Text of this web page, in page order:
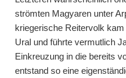
strömten Magyaren unter
kriegerische Reitervolk
Ural und führte vermutlich
Einkreuzung in die bereits
entstand so eine